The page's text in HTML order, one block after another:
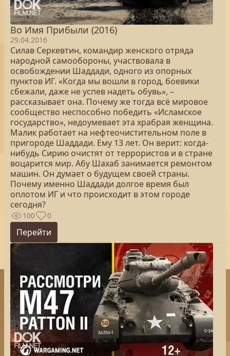
Во Имя Прибыли (2016)
29.04.2016
Силав Серкевтин, командир женского отряда
народной самообороны, участвовала в
освобождении Шаддади, одного из опорных
пунктов ИГ. «Когда мы вошли в город, боевики
сбежали, даже не успев надеть обувь», –
рассказывает она. Почему же тогда всё мировое
сообщество неспособно победить «Исламское
государство», недоумевает эта храбрая женщина.
Малик работает на нефтеочистительном поле в
пригороде Шаддади. Ему 13 лет. Он верит: когда-
нибудь Сирию очистят от террористов и в стране
воцарится мир. Абу Шахаб занимается ремонтом
машин. Он думает о будущем своей страны.
Почему именно Шаддади долгое время был
оплотом ИГ и что происходит в этом городе
сегодня?
100 0
Перейти